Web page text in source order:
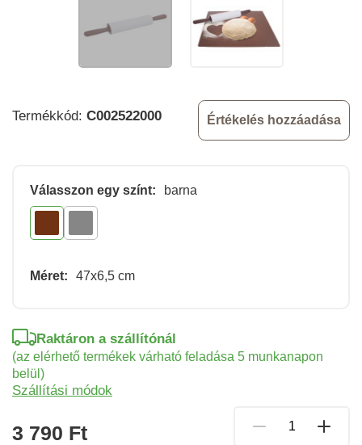
Termékkód: C002522000 Értékelés hozzáadása
Válasszon egy színt: barna
Méret: 47x6,5 cm
3 790 Ft
Raktáron a szállítónál
(az elérhető termékek várható feladása 5 munkanapon
belül)
Szállítási módok